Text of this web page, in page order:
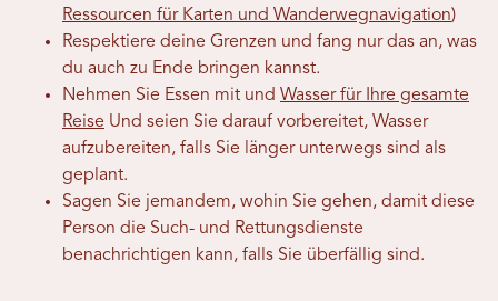
Ressourcen für Karten und Wanderwegnavigation)
Respektiere deine Grenzen und fang nur das an, was
du auch zu Ende bringen kannst.
Nehmen Sie Essen mit und Wasser für Ihre gesamte
Reise Und seien Sie darauf vorbereitet, Wasser
aufzubereiten, falls Sie länger unterwegs sind als
geplant.
Sagen Sie jemandem, wohin Sie gehen, damit diese
Person die Such- und Rettungsdienste
benachrichtigen kann, falls Sie überfällig sind.